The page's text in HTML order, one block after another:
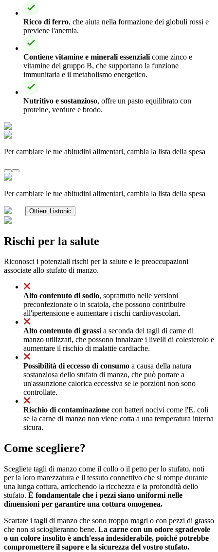
Ricco di ferro, che aiuta nella formazione dei globuli rossi e
previene l'anemia.
Contiene vitamine e minerali essenziali come zinco e
vitamine del gruppo B, che supportano la funzione
immunitaria e il metabolismo energetico.
Nutritivo e sostanzioso, offre un pasto equilibrato con
proteine, verdure e brodo.
Per cambiare le tue abitudini alimentari, cambia la lista della spesa
Per cambiare le tue abitudini alimentari, cambia la lista della spesa
Ottieni Listonic
Rischi per la salute
Riconosci i potenziali rischi per la salute e le preoccupazioni
associate allo stufato di manzo.
Alto contenuto di sodio, soprattutto nelle versioni
preconfezionate o in scatola, che possono contribuire
all'ipertensione e aumentare i rischi cardiovascolari.
Alto contenuto di grassia seconda dei tagli di carne di
manzo utilizzati, che possono innalzare i livelli di colesterolo e
aumentare il rischio di malattie cardiache.
Possibilità di eccesso di consumo a causa della natura
sostanziosa dello stufato di manzo, che può portare a
un'assunzione calorica eccessiva se le porzioni non sono
controllate.
Rischio di contaminazione con batteri nocivi come l'E. coli
se la carne di manzo non viene cotta a una temperatura interna
sicura.
Come scegliere?
Scegliete tagli di manzo come il collo o il petto per lo stufato, noti
per la loro marezzatura e il tessuto connettivo che si rompe durante
una lunga cottura, arricchendo la ricchezza e la profondità dello
stufato. È fondamentale che i pezzi siano uniformi nelle
dimensioni per garantire una cottura omogenea.
Scartate i tagli di manzo che sono troppo magri o con pezzi di grasso
che non si scioglieranno bene. La carne con un odore sgradevole
o un colore insolito è anch'essa indesiderabile, poiché potrebbe
compromettere il sapore e la sicurezza del vostro stufato.